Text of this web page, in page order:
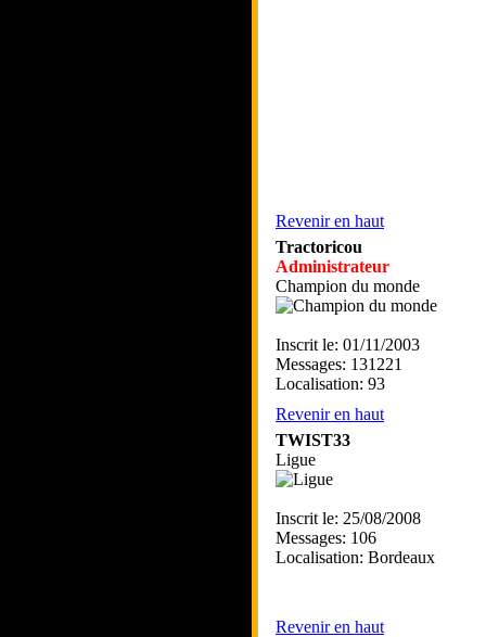
Revenir en haut
Tractoricou
Administrateur
Champion du monde
Inscrit le: 01/11/2003
Messages: 131221
Localisation: 93
Revenir en haut
TWIST33
Ligue
Inscrit le: 25/08/2008
Messages: 106
Localisation: Bordeaux
Revenir en haut